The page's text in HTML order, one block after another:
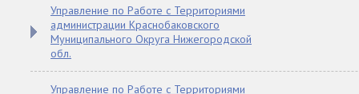
Управление по Работе с Территориями
администрации Краснобаковского
Муниципального Округа Нижегородской
обл.
Управление по Работе с Территориями